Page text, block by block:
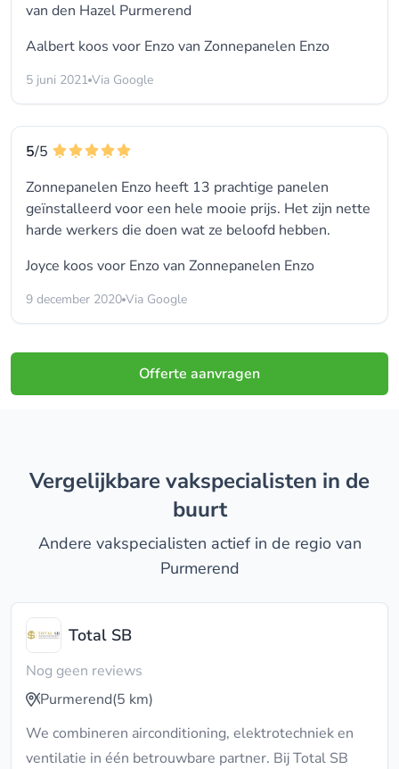
van den Hazel Purmerend
Aalbert koos voor Enzo van Zonnepanelen Enzo
5 juni 2021 Via Google
5/5
Zonnepanelen Enzo heeft 13 prachtige panelen
geïnstalleerd voor een hele mooie prijs. Het zijn nette
harde werkers die doen wat ze beloofd hebben.
Joyce koos voor Enzo van Zonnepanelen Enzo
9 december 2020 Via Google
Offerte aanvragen
Vergelijkbare vakspecialisten in de
buurt
Andere vakspecialisten actief in de regio van
Purmerend
Total SB
Nog geen reviews
Purmerend(5 km)
We combineren airconditioning, elektrotechniek en
ventilatie in één betrouwbare partner. Bij Total SB